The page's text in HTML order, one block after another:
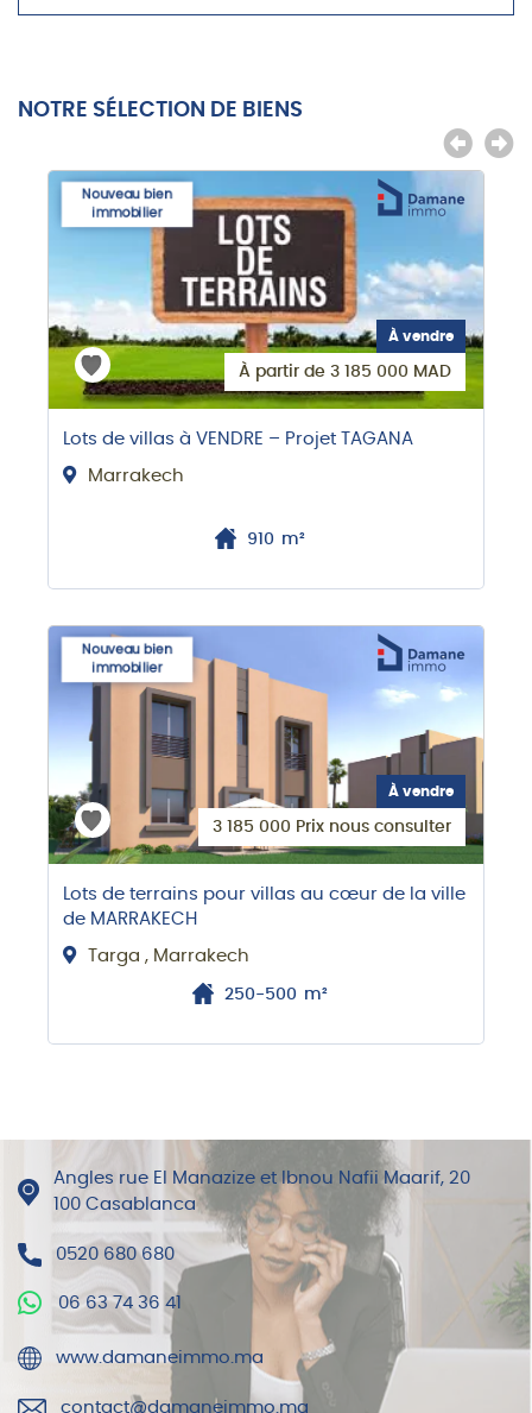
NOTRE SÉLECTION DE BIENS
Nouveau bien
immobilier
À vendre
À partir de 3 185 000 MAD
Lots de villas à VENDRE – Projet TAGANA
Marrakech
910 m²
Nouveau bien
immobilier
À vendre
3 185 000 Prix nous consulter
Lots de terrains pour villas au cœur de la ville
de MARRAKECH
Targa , Marrakech
250-500 m²
Angles rue El Manazize et Ibnou Nafii Maarif, 20
100 Casablanca
0520 680 680
06 63 74 36 41
www.damaneimmo.ma
contact@damaneimmo.ma